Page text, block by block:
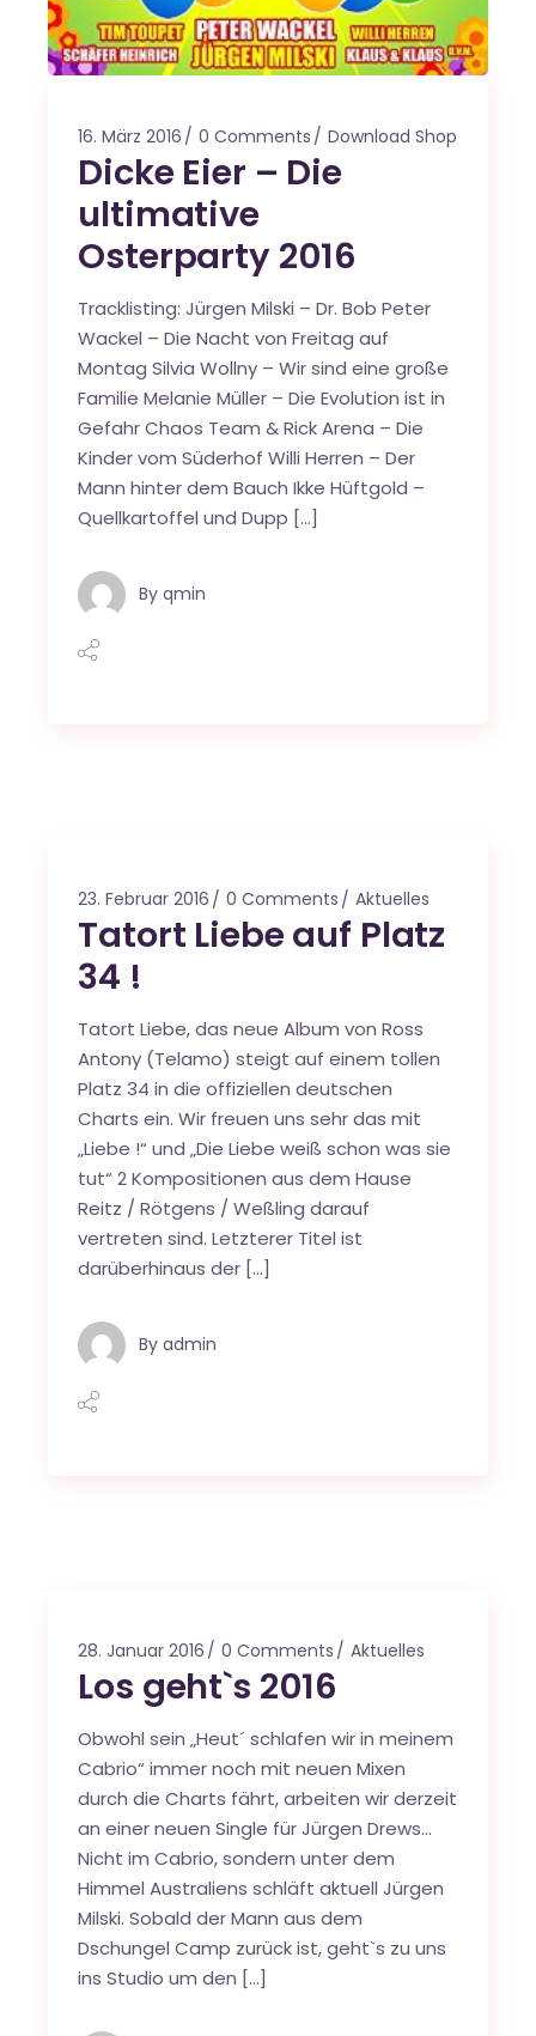
16. März 2016 0 Comments Download Shop
Dicke Eier – Die
ultimative
Osterparty 2016
Tracklisting: Jürgen Milski – Dr. Bob Peter
Wackel – Die Nacht von Freitag auf
Montag Silvia Wollny – Wir sind eine große
Familie Melanie Müller – Die Evolution ist in
Gefahr Chaos Team & Rick Arena – Die
Kinder vom Süderhof Willi Herren – Der
Mann hinter dem Bauch Ikke Hüftgold –
Quellkartoffel und Dupp […]
By qmin
23. Februar 2016 0 Comments Aktuelles
Tatort Liebe auf Platz
34 !
Tatort Liebe, das neue Album von Ross
Antony (Telamo) steigt auf einem tollen
Platz 34 in die offiziellen deutschen
Charts ein. Wir freuen uns sehr das mit
„Liebe !“ und „Die Liebe weiß schon was sie
tut“ 2 Kompositionen aus dem Hause
Reitz / Rötgens / Weßling darauf
vertreten sind. Letzterer Titel ist
darüberhinaus der […]
By admin
28. Januar 2016 0 Comments Aktuelles
Los geht`s 2016
Obwohl sein „Heut´ schlafen wir in meinem
Cabrio“ immer noch mit neuen Mixen
durch die Charts fährt, arbeiten wir derzeit
an einer neuen Single für Jürgen Drews…
Nicht im Cabrio, sondern unter dem
Himmel Australiens schläft aktuell Jürgen
Milski. Sobald der Mann aus dem
Dschungel Camp zurück ist, geht`s zu uns
ins Studio um den […]